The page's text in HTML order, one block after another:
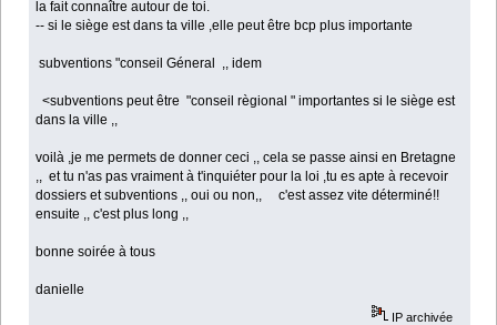
la fait connaître autour de toi.
-- si le siège est dans ta ville ,elle peut être bcp plus importante
subventions "conseil Géneral ,, idem
<subventions peut être "conseil règional " importantes si le siège est
dans la ville ,,
voilà ,je me permets de donner ceci ,, cela se passe ainsi en Bretagne
,, et tu n'as pas vraiment à t'inquiéter pour la loi ,tu es apte à recevoir
dossiers et subventions ,, oui ou non,, c'est assez vite déterminé!!
ensuite ,, c'est plus long ,,
bonne soirée à tous
danielle
IP archivée